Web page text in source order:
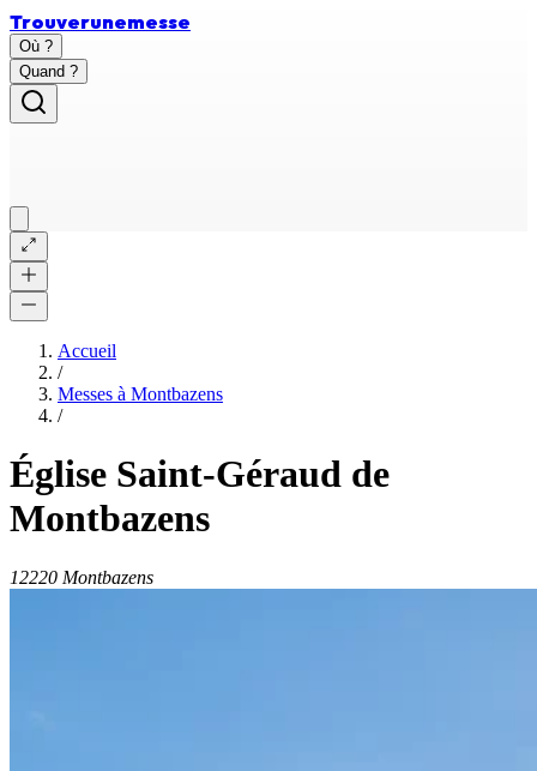
Trouverunemesse
Où ?
Quand ?
Accueil
/
Messes à Montbazens
/
Église Saint-Géraud de
Montbazens
12220 Montbazens